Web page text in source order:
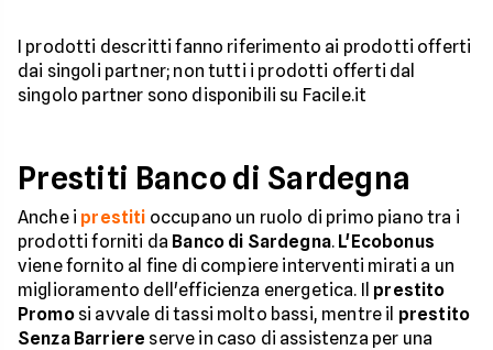
I prodotti descritti fanno riferimento ai prodotti offerti
dai singoli partner; non tutti i prodotti offerti dal
singolo partner sono disponibili su Facile.it
Prestiti Banco di Sardegna
Anche i prestiti occupano un ruolo di primo piano tra i
prodotti forniti da Banco di Sardegna. L'Ecobonus
viene fornito al fine di compiere interventi mirati a un
miglioramento dell'efficienza energetica. Il prestito
Promosi avvale di tassi molto bassi, mentre il prestito
Senza Barriere serve in caso di assistenza per una